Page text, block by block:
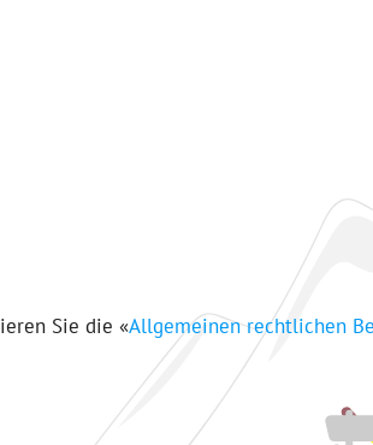
Sie die «Allgemeinen rechtlichen